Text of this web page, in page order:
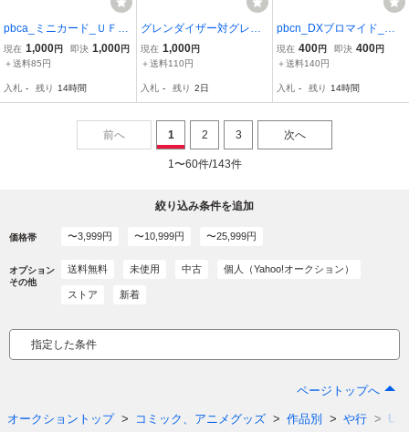
pbca_ミニカード_ＵＦＯ
ロボ グレンダイザー_No.
041
現在 1,000円 即決 1,000円
＋送料85円
入札 - 残り 14時間
グレンダイザー対グレー
トマジンガー ミニカード
No81 山勝 第2弾 永井豪
ロマイド 東映まんがまつ
現在 1,000円
＋送料110円
入札 - 残り 2日
pbcn_DXブロマイド_Ｕ
ＦＯロボ グレンダイザー
_山勝_B.cp
現在 400円 即決 400円
＋送料140円
入札 - 残り 14時間
前へ 1 2 3 次へ
1〜60件/143件
絞り込み条件を追加
価格帯 〜3,999円 〜10,999円 〜25,999円
オプション
その他
送料無料 未使用 中古 個人（Yahoo!オークション）
ストア 新着
指定した条件
ページトップへ
オークショントップ コミック、アニメグッズ 作品別 や行